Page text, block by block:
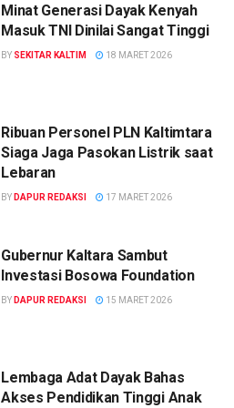
Minat Generasi Dayak Kenyah
Masuk TNI Dinilai Sangat Tinggi
BY SEKITAR KALTIM 18 MARET 2026
Ribuan Personel PLN Kaltimtara
Siaga Jaga Pasokan Listrik saat
Lebaran
BY DAPUR REDAKSI 17 MARET 2026
Gubernur Kaltara Sambut
Investasi Bosowa Foundation
BY DAPUR REDAKSI 15 MARET 2026
Lembaga Adat Dayak Bahas
Akses Pendidikan Tinggi Anak